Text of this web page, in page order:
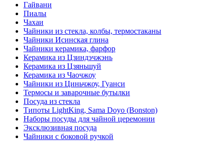
Гайвани
Пиалы
Чахаи
Чайники из стекла, колбы, термостаканы
Чайники Исинская глина
Чайники керамика, фарфор
Керамика из Цзиндэчжэнь
Керамика из Цзяньшуй
Керамика из Чаочжоу
Чайники из Циньчжоу, Гуанси
Термосы и заварочные бутылки
Посуда из стекла
Типоты LightKing, Sama Doyo (Bonston)
Наборы посуды для чайной церемонии
Эксклюзивная посуда
Чайники с боковой ручкой